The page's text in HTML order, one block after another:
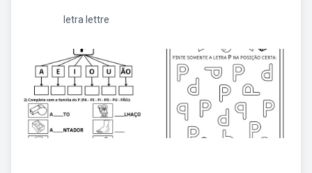
letra lettre